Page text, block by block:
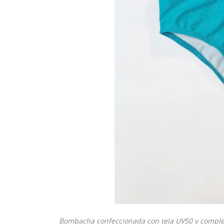
Bombacha confeccionada con tela UV50 y